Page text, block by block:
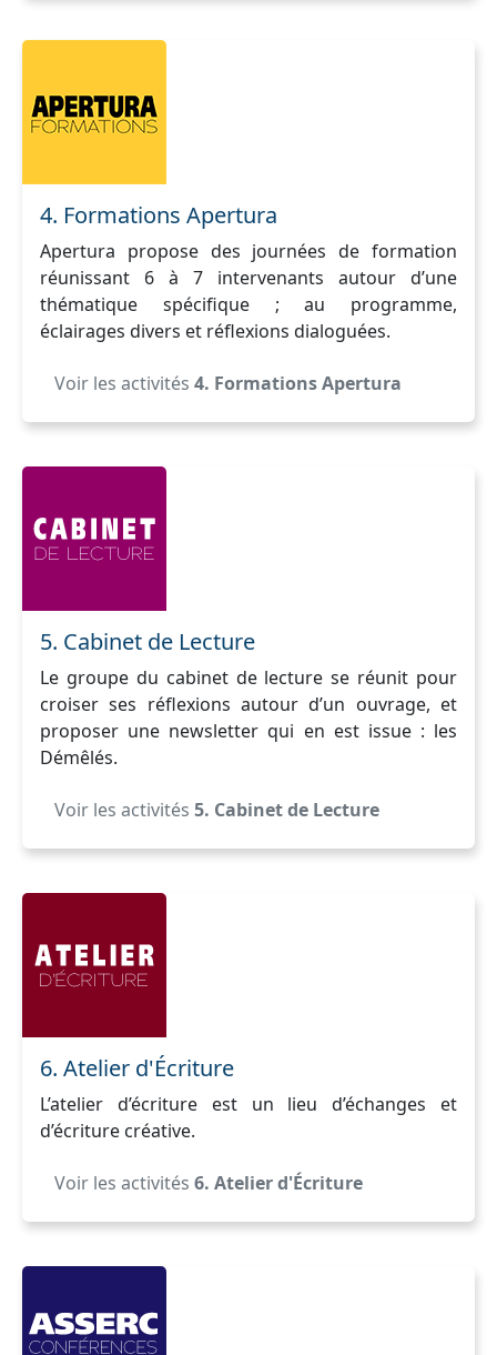
4. Formations Apertura
Apertura propose des journées de formation
réunissant 6 à 7 intervenants autour d’une
thématique spécifique ; au programme,
éclairages divers et réflexions dialoguées.
Voir les activités 4. Formations Apertura
5. Cabinet de Lecture
Le groupe du cabinet de lecture se réunit pour
croiser ses réflexions autour d’un ouvrage, et
proposer une newsletter qui en est issue : les
Démêlés.
Voir les activités 5. Cabinet de Lecture
6. Atelier d'Écriture
L’atelier d’écriture est un lieu d’échanges et
d’écriture créative.
Voir les activités 6. Atelier d'Écriture